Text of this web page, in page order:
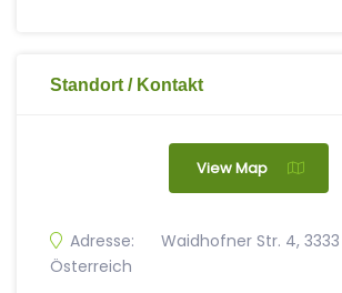
Standort / Kontakt
View Map
Adresse:
Waidhofner Str. 4,
Österreich